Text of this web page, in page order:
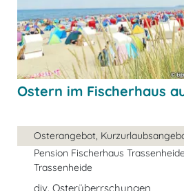
Ostern im Fischerhaus
Osterangebot,
Pension Fischerhaus
Trassenheide
div. Osterüberrschungen